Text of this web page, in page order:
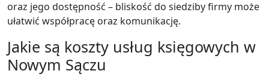
oraz jego dostępność – bliskość do siedziby firmy może
ułatwić współpracę oraz komunikację.
Jakie są koszty usług księgowych w
Nowym Sączu